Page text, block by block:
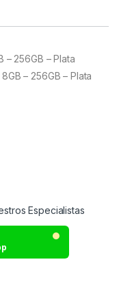
– 256GB – Plata
– 256GB – Plata
Especialistas